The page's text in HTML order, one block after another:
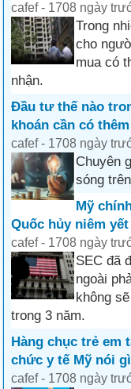
cafef - 1708 ngày
Trong
cho
mua có
nhận.
Đầu tư thế nào
khoán cần có
cafef - 1708 ngày
Chuyên
sóng
Mỹ
Quốc hủy niêm
cafef - 1708 ngày
SEC đã
ngoài
không
trong 3 năm.
Hàng chục trẻ em
chức y tế Mỹ nói
cafef - 1708 ngày